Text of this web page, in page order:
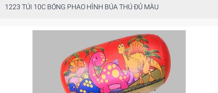
1223 TÚI 10C BÓNG PHAO HÌNH BÚA THÚ ĐỦ MÀU